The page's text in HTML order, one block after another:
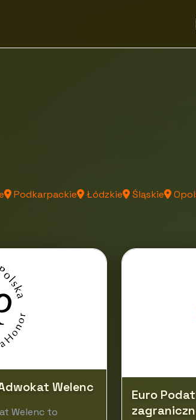
Podkarpackie Łódzkie Śląskie
Welenc
Welenc to
Euro